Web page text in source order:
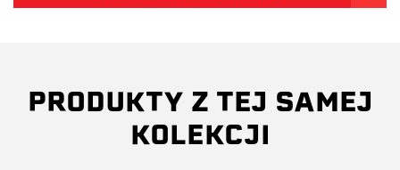
PRODUKTY Z TEJ SAMEJ
KOLEKCJI